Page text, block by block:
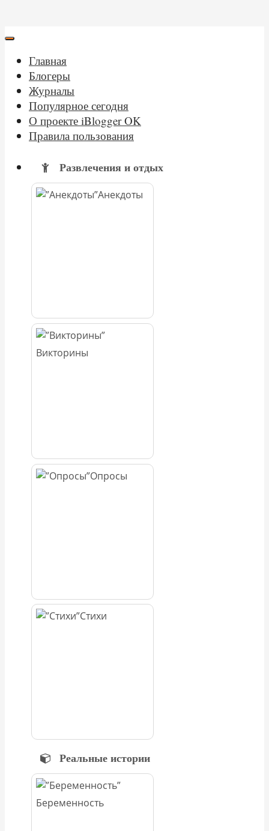
Главная
Блогеры
Журналы
Популярное сегодня
О проекте iBlogger OK
Правила пользования
Развлечения и отдых
Анекдоты
Викторины
Опросы
Стихи
Реальные истории
Беременность